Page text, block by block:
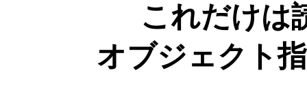
これだけは
オブジェクト